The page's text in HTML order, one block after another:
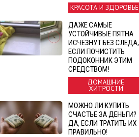
КРАСОТА И ЗДОРОВЬЕ
ДАЖЕ САМЫЕ
УСТОЙЧИВЫЕ ПЯТНА
ИСЧЕЗНУТ БЕЗ СЛЕДА,
ЕСЛИ ПОЧИСТИТЬ
ПОДОКОННИК ЭТИМ
СРЕДСТВОМ!
ДОМАШНИЕ
ХИТРОСТИ
МОЖНО ЛИ КУПИТЬ
СЧАСТЬЕ ЗА ДЕНЬГИ?
ДА, ЕСЛИ ТРАТИТЬ ИХ
ПРАВИЛЬНО!